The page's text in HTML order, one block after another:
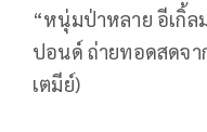
“หนุ่มป่าหลาย อีเกิ้
ปอนด์ ถ่ายทอดสดจา
เตมีย์)